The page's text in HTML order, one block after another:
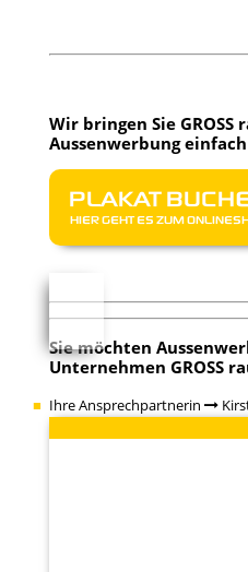
Wir bringen Sie
Aussenwerbung einfach
PLAKAT
HIER GEHT ES ZUM
Sie möchten
Unternehmen GROSS
Ihre Ansprechpartnerin